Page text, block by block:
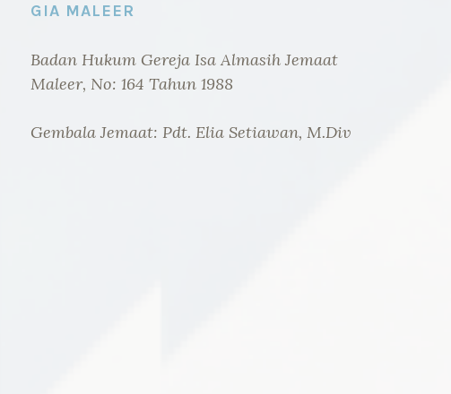
GIA MALEER
Badan Hukum Gereja Isa Almasih Jemaat
Maleer, No: 164 Tahun 1988
Gembala Jemaat: Pdt. Elia Setiawan, M.Div